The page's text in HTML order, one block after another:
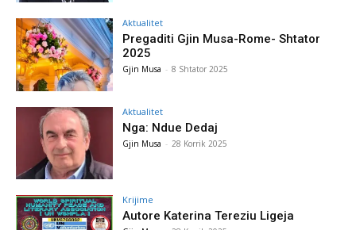
Aktualitet
Pregaditi Gjin Musa-Rome- Shtator
2025
Gjin Musa - 8 Shtator 2025
Aktualitet
Nga: Ndue Dedaj
Gjin Musa - 28 Korrik 2025
Krijime
Autore Katerina Tereziu Ligeja